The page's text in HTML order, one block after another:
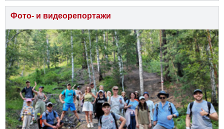
Фото- и видеорепортажи